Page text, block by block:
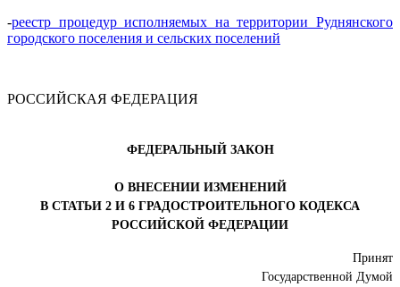
-реестр процедур исполняемых на территории Руднянского
городского поселения и сельских поселений
РОССИЙСКАЯ ФЕДЕРАЦИЯ
ФЕДЕРАЛЬНЫЙ ЗАКОН
О ВНЕСЕНИИ ИЗМЕНЕНИЙ
В СТАТЬИ 2 И 6 ГРАДОСТРОИТЕЛЬНОГО КОДЕКСА
РОССИЙСКОЙ ФЕДЕРАЦИИ
Принят
Государственной Думой